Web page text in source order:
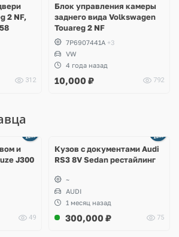
2 NF,
312
Блок управления камеры
заднего вида Volkswagen
Touareg 2 NF
7P6907441A +3
VW
4 года назад
10,000 ₽ 792
и
J300
49
Кузов с документами Audi
RS3 8V Sedan рестайлинг
~
AUDI
1 месяц назад
300,000 ₽ 75